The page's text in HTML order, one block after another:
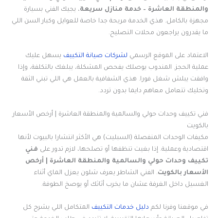
والمنطقة العاشرة – خدمة منازل سريعة، يجيك الفني بسيارة
مجهزة بالكامل. هذي الخدمة مريحة جدا خاصة للعوايل وكبار السن اللي
ما يقدرون يراجعون محلات التصليح.
الاعتماد على الموقع الرسمي لشركات صيانة التكييف يسهل عليك
عملية الحجز. المندوب يوصلك يفحص المشكلة، يبلغك بالتكلفة، وإذا
وافقت يبلش شغل فورا. هذي الشفافية بالعمل هي اللي تبني الثقة
وتخليك تتعامل معاهم دايما بدون تردد.
فني تكييف وحدات حولي والسالمية والمنطقة العاشرة | أرخص الأسعار
بالكويت
مكيفات الوحدات المنفصلة (السبليت) هي الأكثر انتشارا بالبيوت لأنها
اقتصادية وعملية. إذا بغيت تنظفها أو تصلحها، لازم تدور على فني
تكييف وحدات حولي والسالمية والمنطقة العاشرة | أرخص
الأسعار بالكويت. الفني الشاطر يعرف شلون يعزل الماي أثناء
الغسيل داخل الغرفة عشان ما يخرب أثاثك أو يوصخ الطوفة.
في موقعنا وفرنا لكم دليل خدمات التكييف المتكامل اللي يشرح كل